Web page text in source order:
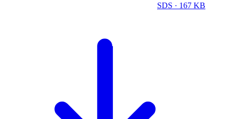
SDS · 167 KB